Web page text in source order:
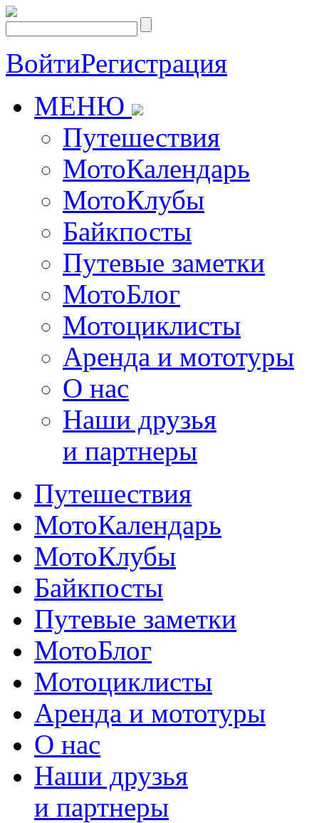
ВойтиРегистрация
МЕНЮ
Путешествия
МотоКалендарь
МотоКлубы
Байкпосты
Путевые заметки
МотоБлог
Мотоциклисты
Аренда и мототуры
О нас
Наши друзья
и партнеры
Путешествия
МотоКалендарь
МотоКлубы
Байкпосты
Путевые заметки
МотоБлог
Мотоциклисты
Аренда и мототуры
О нас
Наши друзья
и партнеры